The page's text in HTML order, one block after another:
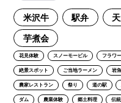
米沢牛 駅弁
芋煮会
花見体験 スノーモービル フラワ
絶景スポット ご当地ラーメン 岩魚
農家レストラン 祭り 道の駅
ダム 農業体験 郷土料理 伝